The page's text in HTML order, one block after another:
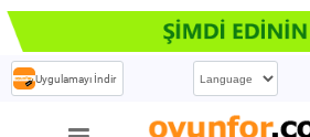
Uygulamayı İndir